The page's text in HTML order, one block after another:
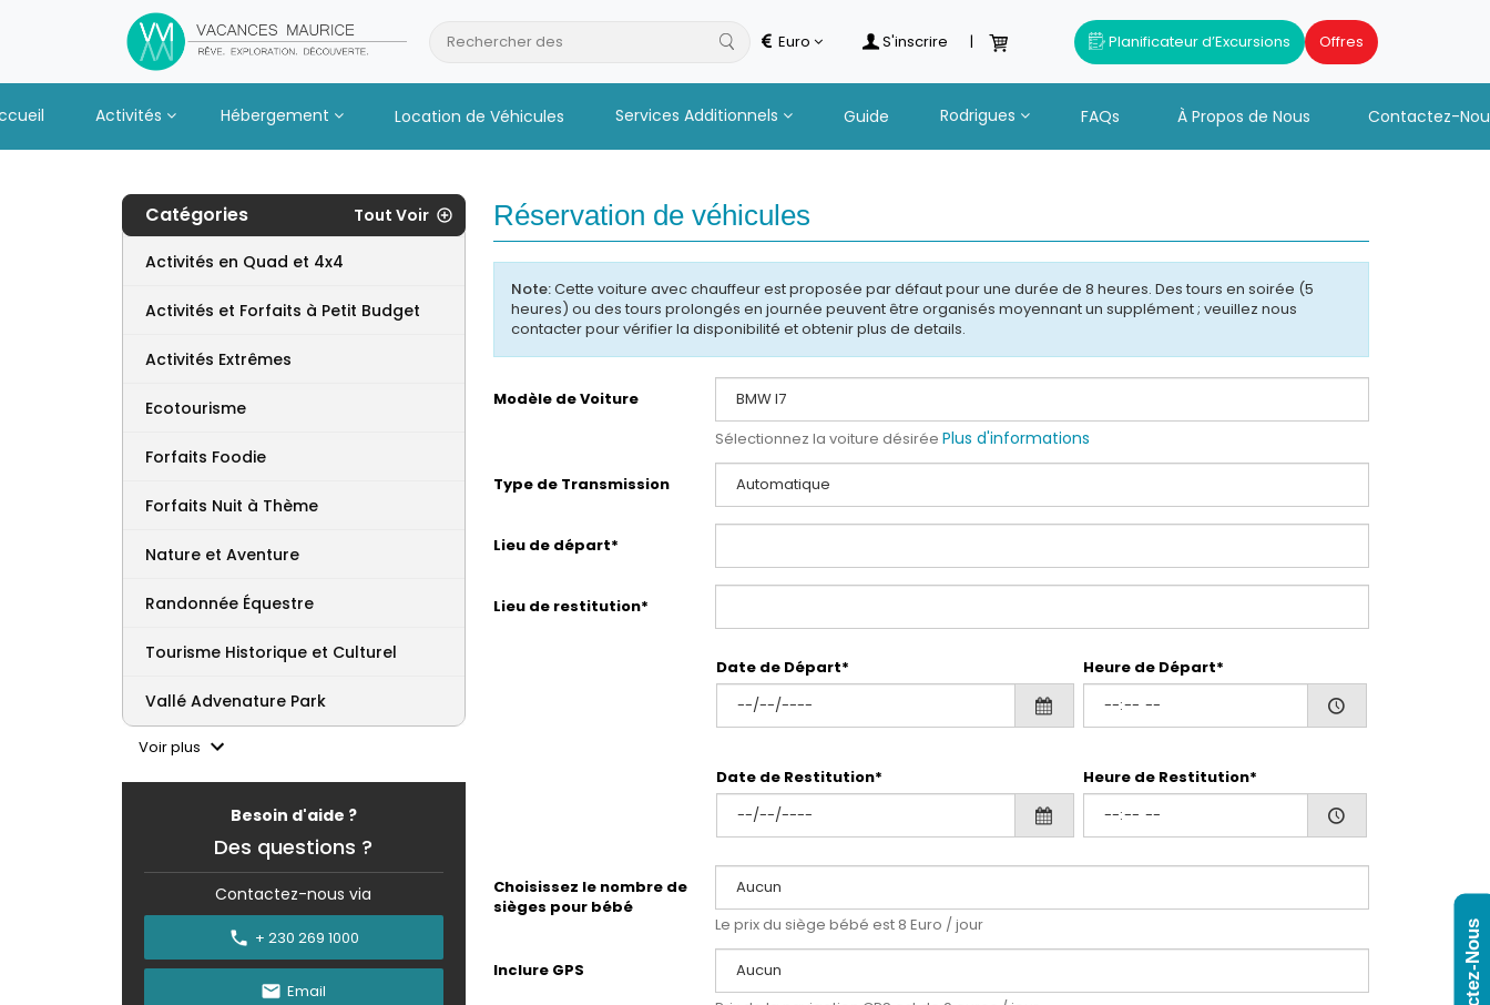
Rechercher des Euro S'inscrire | Planificateur d’Excursions Offres
Activités Hébergement Location de Véhicules Services Additionnels Guide Rodrigues FAQs À Propos de Nous Contactez-
Catégories Tout Voir
Activités en Quad et 4x4
Activités et Forfaits à Petit Budget
Activités Extrêmes
Ecotourisme
Forfaits Foodie
Forfaits Nuit à Thème
Nature et Aventure
Randonnée Équestre
Tourisme Historique et Culturel
Vallé Advenature Park
Voir plus
Besoin d'aide ?
Des questions ?
Contactez-nous via
+ 230 269 1000
Email
Réservation de véhicules
Note:Cette voiture avec chauffeur est proposée par défaut pour une durée de 8 heures. Des tours en soirée (5
heures) ou des tours prolongés en journée peuvent être organisés moyennant un supplément ; veuillez nous
contacter pour vérifier la disponibilité et obtenir plus de details.
Modèle de Voiture
Sélectionnez la voiture désirée Plus d'informations
Type de Transmission
Lieu de départ*
Lieu de restitution*
Date de Départ* Heure de Départ*
Date de Restitution* Heure de Restitution*
Choisissez le nombre de
sièges pour bébé
Le prix du siège bébé est 8 Euro / jour
Inclure GPS